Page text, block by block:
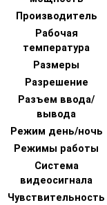
Производитель
Рабочая
температура
Размеры
Разрешение
Разъем ввода/
вывода
Режим день/ночь
Режимы работы
Система
видеосигнала
Чувствительность